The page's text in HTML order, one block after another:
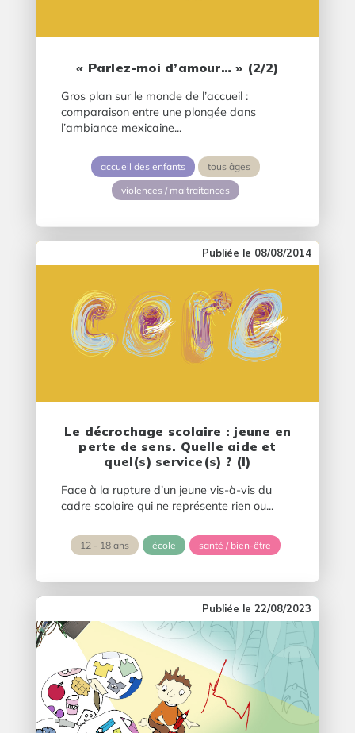
« Parlez-moi d’amour… » (2/2)
Gros plan sur le monde de l’accueil :
comparaison entre une plongée dans
l’ambiance mexicaine...
accueil des enfants
tous âges
violences / maltraitances
08/08/2014
Le décrochage scolaire : jeune en
perte de sens. Quelle aide et
quel(s) service(s) ? (I)
Face à la rupture d’un jeune vis-à-vis du
cadre scolaire qui ne représente rien ou...
12 - 18 ans école santé / bien-être
22/08/2023